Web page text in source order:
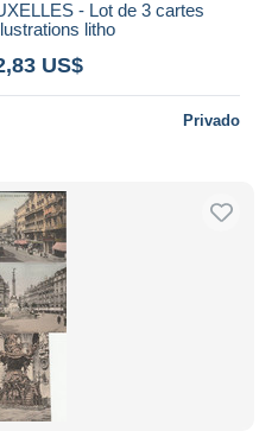
- Lot de 3 cartes
litho
US$
Privado